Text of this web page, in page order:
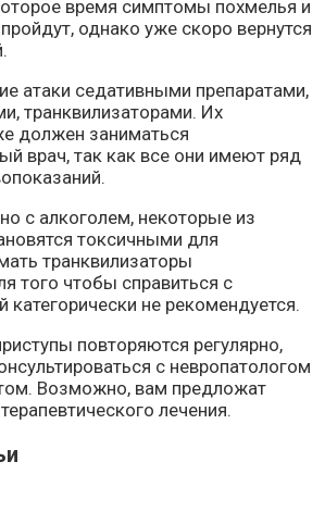
время симптомы похмелья и
однако уже скоро вернутся
атаки седативными препаратами,
транквилизаторами. Их
должен заниматься
врач, так как все они имеют ряд
с алкоголем, некоторые из
токсичными для
транквилизаторы
того чтобы справиться с
категорически не рекомендуется.
повторяются регулярно,
с невропатологом
Возможно, вам предложат
лечения.